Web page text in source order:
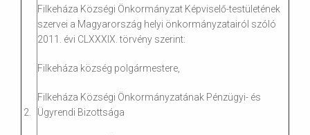
2.
Filkeháza Községi Önkormányzat Képviselő-testületének
szervei a Magyarország helyi önkormányzatairól szóló
2011. évi CLXXXIX. törvény szerint:
Filkeháza község polgármestere,
Filkeháza Községi Önkormányzatának Pénzügyi- és
Ügyrendi Bizottsága